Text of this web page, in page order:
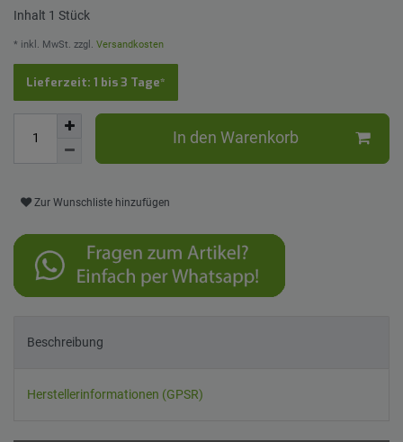
Inhalt 1 Stück
* inkl. MwSt. zzgl. Versandkosten
Lieferzeit: 1 bis 3 Tage*
In den Warenkorb
Zur Wunschliste hinzufügen
Beschreibung
Herstellerinformationen (GPSR)